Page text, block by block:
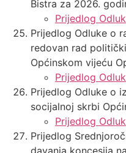
Bistra za 2026.
Prijedlog
Prijedlog Odluke o
redovan rad
Općinskom vijeću
Prijedlog
Prijedlog Odluke o
socijalnoj skrbi
Prijedlog
Prijedlog